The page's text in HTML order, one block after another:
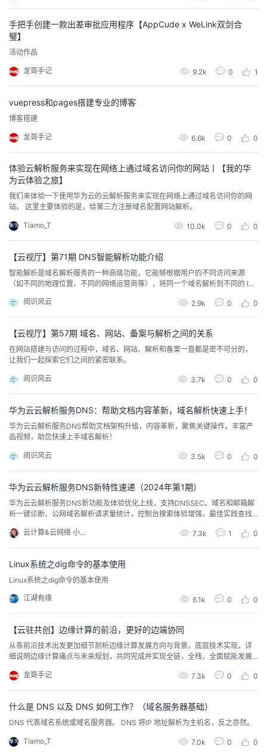
注
开
发
者
学
的
程
我
认
证
的
实
验
我
的
收
藏
的
Programs
我
的
支
的
技
术
支
持
我
的
云
声
建
议
手把手创建一款出差审批应用程序【AppCude x WeLink双剑合
璧】
活动作品
龙哥手记 9.2k 0 1
vuepress和pages搭建专业的博客
博客搭建
龙哥手记 6.6k 0 0
体验云解析服务来实现在网络上通过域名访问你的网站丨【我的华
为云体验之旅】
我们来体验一下使用华为云的云解析服务来实现在网络上通过域名访问你的网
站。 这里主要体验的是，给第三方注册域名配置网站解析。
Tiamo_T 10.0k 0 0
【云视厅】第71期 DNS智能解析功能介绍
智能解析是域名解析服务的一种高级功能，它能够根据用户的不同访问来源
（如不同的地理位置、不同的网络运营商等），将同一个域名解析到不同的 IP
把他们引导到最合适的 “目的地”（服务器 IP 地址）。
阅识风云 2.9k 0 0
【云视厅】第57期 域名、网站、备案与解析之间的关系
在网站搭建与访问的过程中，域名、网站、解析和备案一直都是密不可分的，
让我们一起探索它们之间的紧密联系。
阅识风云 3.7k 0 0
华为云云解析服务DNS：帮助文档内容革新，域名解析快速上手！
华为云云解析服务DNS帮助文档架构升级，内容革新，聚焦关键操作，丰富产
品视频，助您快速上手域名解析！
阅识风云 3.5k 0 0
华为云云解析服务DNS新特性速递（2024年第1期）
华为云云解析服务DNS新功能及体验优化上线，支持DNSSEC、域名和邮箱解
析一键诊断、公网域名解析请求量统计，控制台搜索体验增强，最佳实践查找
云计算&云网络 小助手
7.3k 1 0
Linux系统之dig命令的基本使用
Linux系统之dig命令的基本使用
江湖有缘 6.1k 0 0
【云驻共创】边缘计算的前沿，更好的边端协同
从各前沿技术出发更加细节剖析边缘计算发展方向与背景，底层技术实现，详
细说明边缘计算痛点与未来规划，共同完成并实现全链，全栈，全面赋能发展
龙哥手记
7.3k 0 0
什么是 DNS 以及 DNS 如何工作？（域名服务器基础）
DNS 代表域名系统或域名服务器。 DNS 将IP 地址解析为主机名，反之亦然。
Tiamo_T 7.0k 0 0